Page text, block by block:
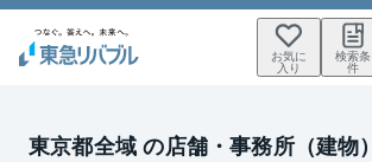
お気に
入り
検索条
件
東京都全域 の店舗・事務所（建物）